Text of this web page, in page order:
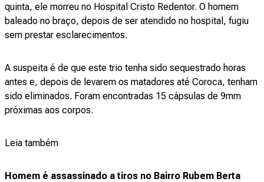
quinta, ele morreu no Hospital Cristo Redentor. O homem
baleado no braço, depois de ser atendido no hospital, fugiu
sem prestar esclarecimentos.
A suspeita é de que este trio tenha sido sequestrado horas
antes e, depois de levarem os matadores até Coroca, tenham
sido eliminados. Foram encontradas 15 cápsulas de 9mm
próximas aos corpos.
Leia também
Homem é assassinado a tiros no Bairro Rubem Berta